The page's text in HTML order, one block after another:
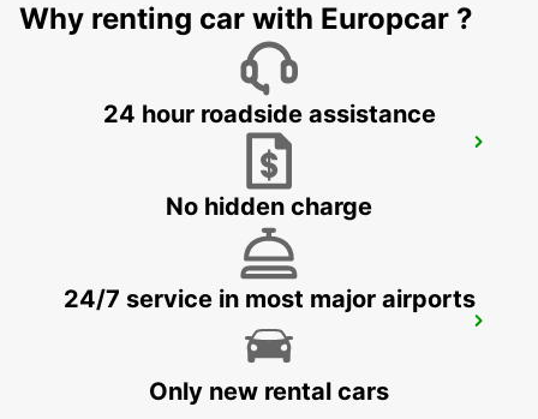
MILAN LINATE APT - IKC *RY*
Why renting car with Europcar ?
24 hour roadside assistance
No hidden charge
24/7 service in most major airports
Only new rental cars